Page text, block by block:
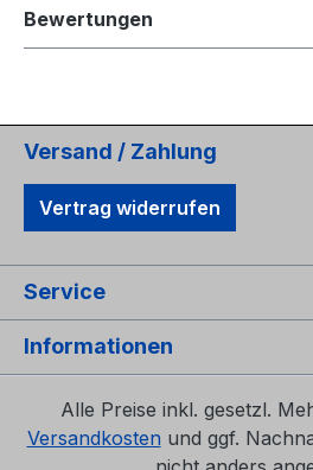
Bewertungen
Versand / Zahlung
Vertrag widerrufen
Service
Informationen
Alle Preise inkl. gesetzl.
Versandkosten und ggf.